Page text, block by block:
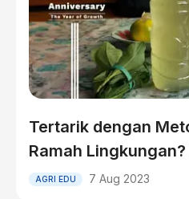
Tertarik dengan
Ramah
AGRI EDU 7 Aug 2023